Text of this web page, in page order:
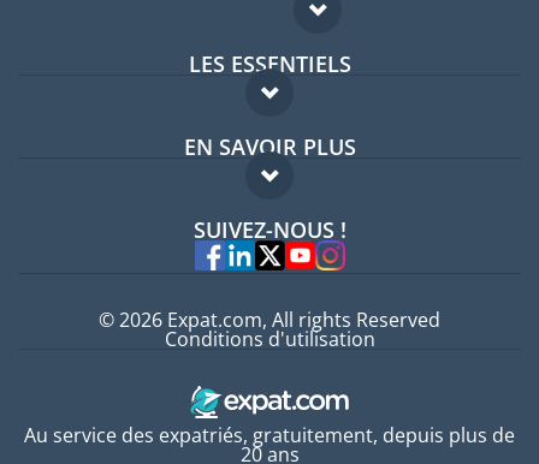
LES ESSENTIELS
Forum expatriés
Guides pays
EN SAVOIR PLUS
FAQ
Experts
SUIVEZ-NOUS !
Au service des expatriés, gratuitement, depuis plus de
20 ans
© 2026 Expat.com, All rights Reserved
Conditions d'utilisation